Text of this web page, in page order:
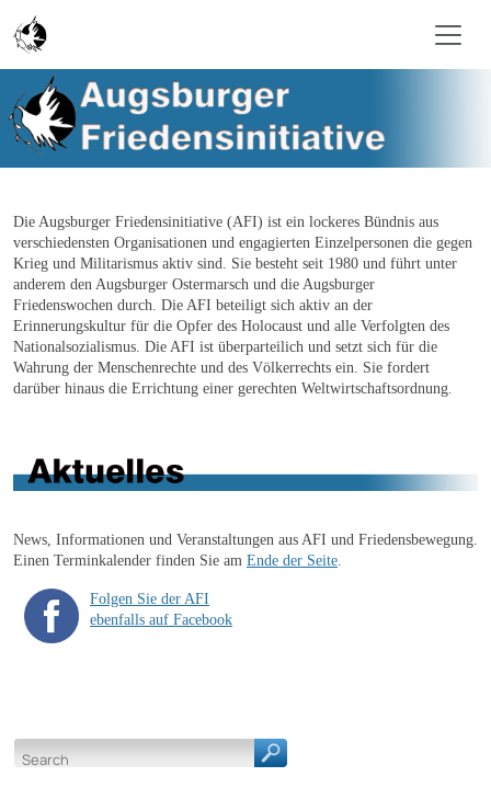
Skip to main content
Die Augsburger Friedensinitiative (AFI) ist ein lockeres Bündnis aus
verschiedensten Organisationen und engagierten Einzelpersonen die gegen
Krieg und Militarismus aktiv sind. Sie besteht seit 1980 und führt unter
anderem den Augsburger Ostermarsch und die Augsburger
Friedenswochen durch. Die AFI beteiligt sich aktiv an der
Erinnerungskultur für die Opfer des Holocaust und alle Verfolgten des
Nationalsozialismus. Die AFI ist überparteilich und setzt sich für die
Wahrung der Menschenrechte und des Völkerrechts ein. Sie fordert
darüber hinaus die Errichtung einer gerechten Weltwirtschaftsordnung.
News, Informationen und Veranstaltungen aus AFI und Friedensbewegung.
Einen Terminkalender finden Sie am Ende der Seite
Folgen Sie der AFI
ebenfalls auf Facebook